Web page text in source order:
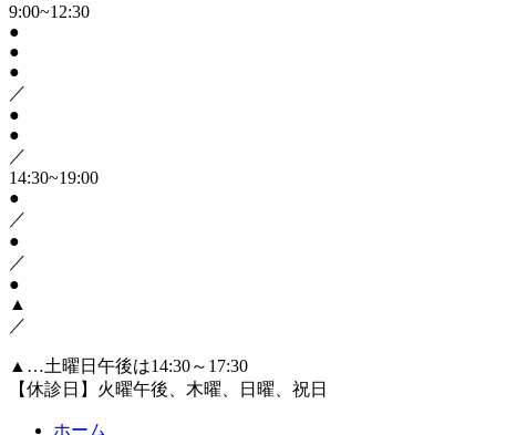
9:00~12:30
●
●
●
／
●
●
／
14:30~19:00
●
／
●
／
●
▲
／
▲…土曜日午後は14:30～17:30
【休診日】火曜午後、木曜、日曜、祝日
ホーム